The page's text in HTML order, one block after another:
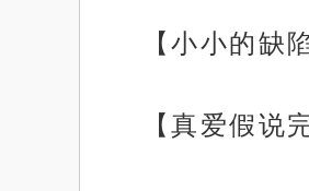
【小小的缺
【真爱假说